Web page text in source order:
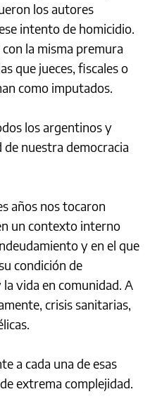
los autores
intento de homicidio.
la misma premura
que jueces, fiscales o
como imputados.
los argentinos y
nuestra democracia
años nos tocaron
un contexto interno
y en el que
condición de
vida en comunidad. A
crisis sanitarias,
a cada una de esas
extrema complejidad.